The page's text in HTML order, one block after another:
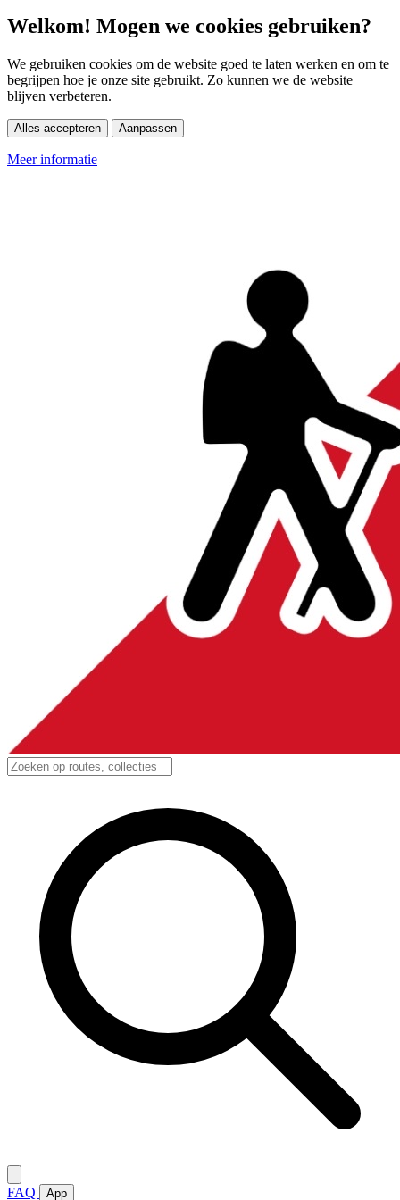
Welkom! Mogen we cookies gebruiken?
We gebruiken cookies om de website goed te laten werken en om te
begrijpen hoe je onze site gebruikt. Zo kunnen we de website
blijven verbeteren.
Alles accepteren Aanpassen
Meer informatie
FAQ App